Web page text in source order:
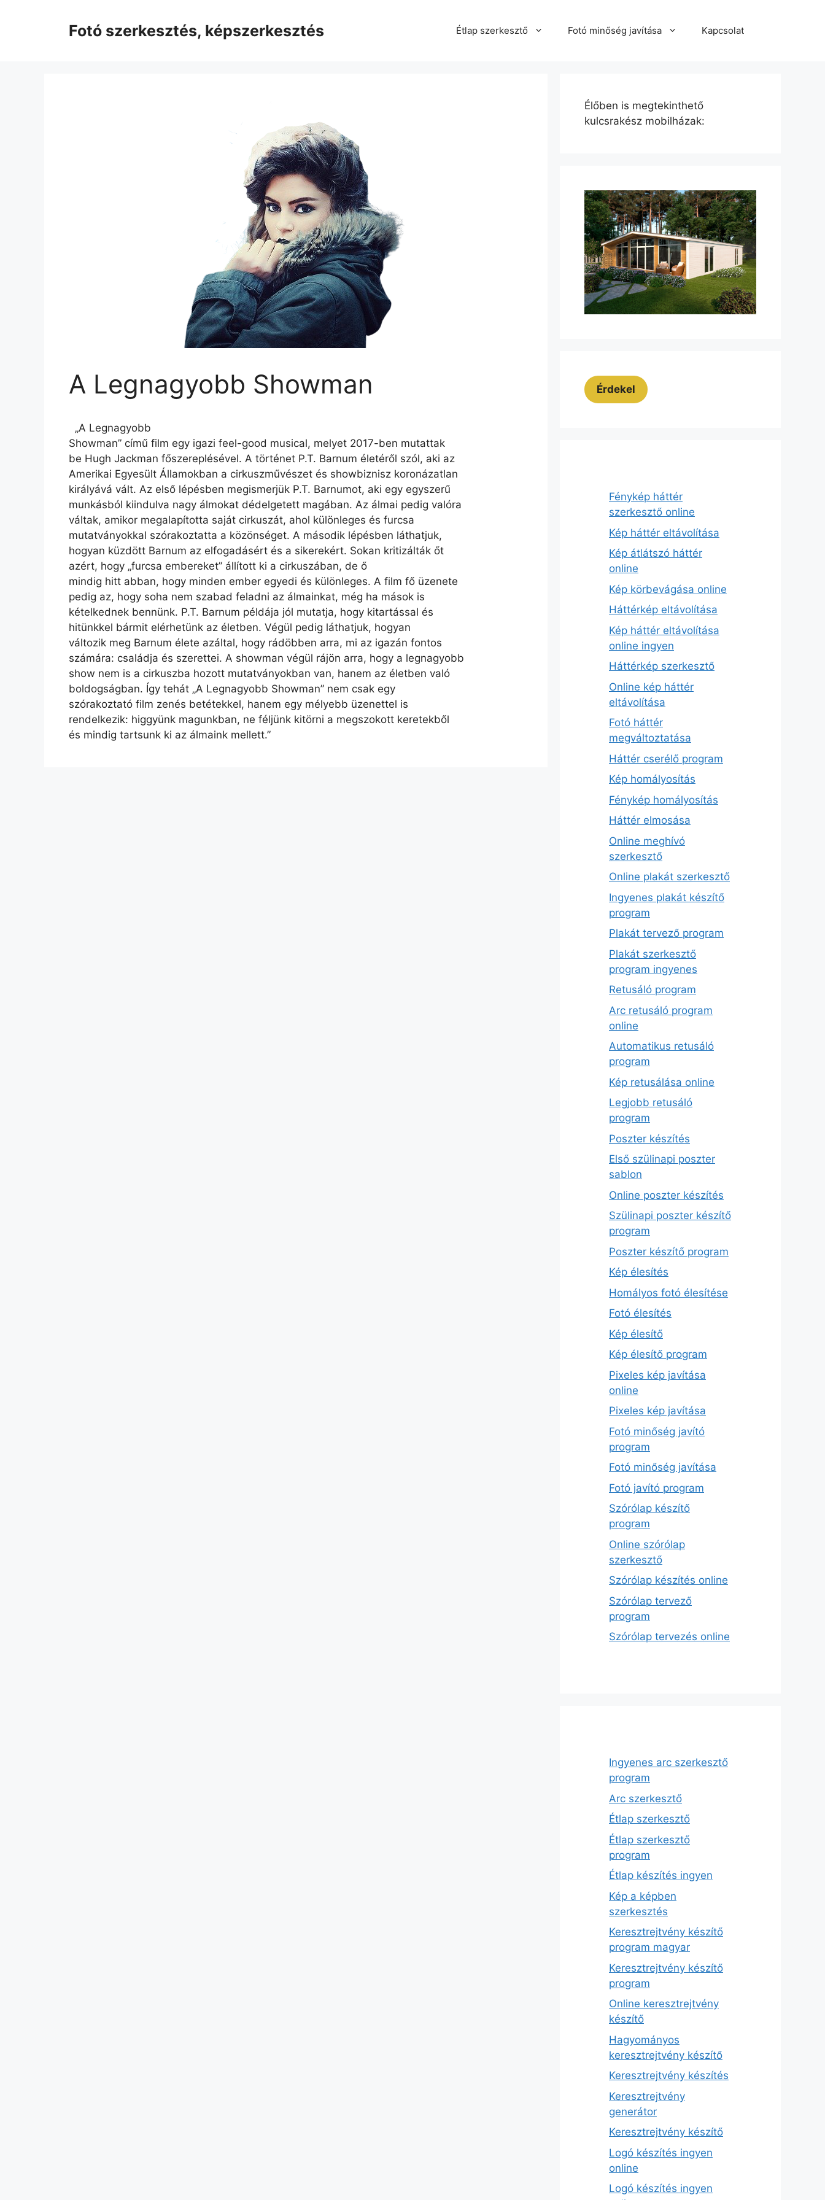
Fotó szerkesztés, képszerkesztés Étlap szerkesztő Fotó minőség javítása Kapcsolat
A Legnagyobb Showman
„A Legnagyobb
Showman” című film egy igazi feel-good musical, melyet 2017-ben mutattak
be Hugh Jackman főszereplésével. A történet P.T. Barnum életéről szól, aki az
Amerikai Egyesült Államokban a cirkuszművészet és showbiznisz koronázatlan
királyává vált. Az első lépésben megismerjük P.T. Barnumot, aki egy egyszerű
munkásból kiindulva nagy álmokat dédelgetett magában. Az álmai pedig valóra
váltak, amikor megalapította saját cirkuszát, ahol különleges és furcsa
mutatványokkal szórakoztatta a közönséget. A második lépésben láthatjuk,
hogyan küzdött Barnum az elfogadásért és a sikerekért. Sokan kritizálták őt
azért, hogy „furcsa embereket” állított ki a cirkuszában, de ő
mindig hitt abban, hogy minden ember egyedi és különleges. A film fő üzenete
pedig az, hogy soha nem szabad feladni az álmainkat, még ha mások is
kételkednek bennünk. P.T. Barnum példája jól mutatja, hogy kitartással és
hitünkkel bármit elérhetünk az életben. Végül pedig láthatjuk, hogyan
változik meg Barnum élete azáltal, hogy rádöbben arra, mi az igazán fontos
számára: családja és szerettei. A showman végül rájön arra, hogy a legnagyobb
show nem is a cirkuszba hozott mutatványokban van, hanem az életben való
boldogságban. Így tehát „A Legnagyobb Showman” nem csak egy
szórakoztató film zenés betétekkel, hanem egy mélyebb üzenettel is
rendelkezik: higgyünk magunkban, ne féljünk kitörni a megszokott keretekből
és mindig tartsunk ki az álmaink mellett.”
Élőben is megtekinthető
kulcsrakész mobilházak:
Érdekel
Fénykép háttér
szerkesztő online
Kép háttér eltávolítása
Kép átlátszó háttér
online
Kép körbevágása online
Háttérkép eltávolítása
Kép háttér eltávolítása
online ingyen
Háttérkép szerkesztő
Online kép háttér
eltávolítása
Fotó háttér
megváltoztatása
Háttér cserélő program
Kép homályosítás
Fénykép homályosítás
Háttér elmosása
Online meghívó
szerkesztő
Online plakát szerkesztő
Ingyenes plakát készítő
program
Plakát tervező program
Plakát szerkesztő
program ingyenes
Retusáló program
Arc retusáló program
online
Automatikus retusáló
program
Kép retusálása online
Legjobb retusáló
program
Poszter készítés
Első szülinapi poszter
sablon
Online poszter készítés
Szülinapi poszter készítő
program
Poszter készítő program
Kép élesítés
Homályos fotó élesítése
Fotó élesítés
Kép élesítő
Kép élesítő program
Pixeles kép javítása
online
Pixeles kép javítása
Fotó minőség javító
program
Fotó minőség javítása
Fotó javító program
Szórólap készítő
program
Online szórólap
szerkesztő
Szórólap készítés online
Szórólap tervező
program
Szórólap tervezés online
Ingyenes arc szerkesztő
program
Arc szerkesztő
Étlap szerkesztő
Étlap szerkesztő
program
Étlap készítés ingyen
Kép a képben
szerkesztés
Keresztrejtvény készítő
program magyar
Keresztrejtvény készítő
program
Online keresztrejtvény
készítő
Hagyományos
keresztrejtvény készítő
Keresztrejtvény készítés
Keresztrejtvény
generátor
Keresztrejtvény készítő
Logó készítés ingyen
online
Logó készítés ingyen